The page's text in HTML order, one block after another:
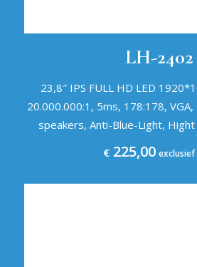
LH-2402
23,8″ IPS FULL HD LED
20.000.000:1, 5ms, 178:178,
speakers, Anti-Blue-Light,
€225,00 exclusief